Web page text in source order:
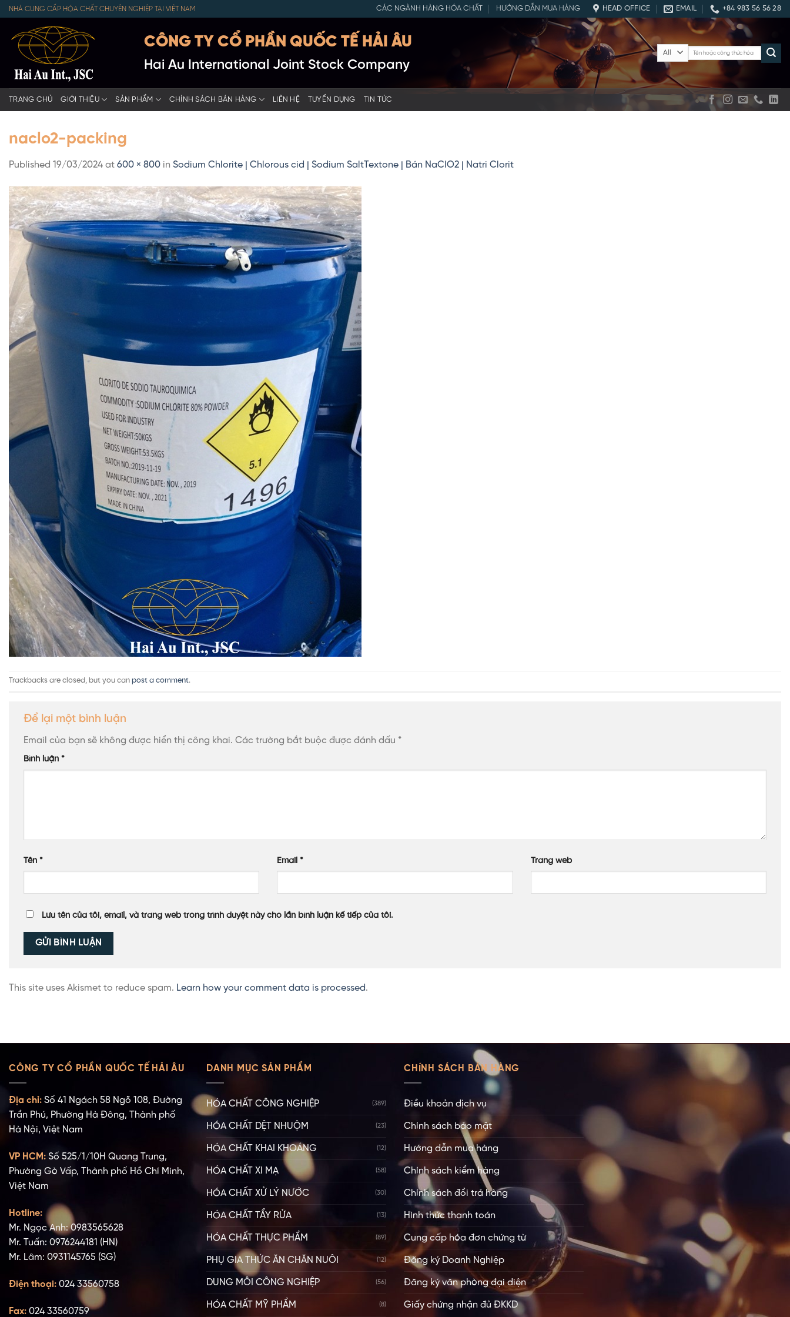
Skip
content
NHÀ CUNG CẤP HÓA CHẤT CHUYÊN NGHIỆP TẠI VIỆT NAM CÁC NGÀNH HÀNG HÓA CHẤT HƯỚNG DẪN MUA HÀNG HEAD OFFICE EMAIL +84 983 56 56 28
CÔNG TY CỔ PHẦN QUỐC TẾ HẢI ÂU
Hai Au International Joint Stock Company
Tìm
kiếm:
TRANG CHỦ GIỚI THIỆU SẢN PHẨM CHÍNH SÁCH BÁN HÀNG LIÊN HỆ TUYỂN DỤNG TIN TỨC
naclo2-packing
Published 19/03/2024 at 600 × 800 in Sodium Chlorite | Chlorous cid | Sodium SaltTextone | Bán NaClO2 | Natri Clorit
Trackbacks are closed, but you can post a comment.
Để lại một bình luận
Email của bạn sẽ không được hiển thị công khai. Các trường bắt buộc được đánh dấu *
Bình luận *
Tên * Email* Trang web
Lưu tên của tôi, email, và trang web trong trình duyệt này cho lần bình luận kế tiếp của tôi.
This site uses Akismet to reduce spam. Learn how your comment data is processed.
CÔNG TY CỔ PHẦN QUỐC TẾ HẢI ÂU
Địa chỉ: Số 41 Ngách 58 Ngõ 108, Đường
Trần Phú, Phường Hà Đông, Thành phố
Hà Nội, Việt Nam
VP HCM: Số 525/1/10H Quang Trung,
Phường Gò Vấp, Thành phố Hồ Chí Minh,
Việt Nam
Hotline:
Mr. Ngọc Anh: 0983565628
Mr. Tuấn: 0976244181 (HN)
Mr. Lâm: 0931145765 (SG)
Điện thoại: 024 33560758
Fax: 024 33560759
DANH MỤC SẢN PHẨM
HÓA CHẤT CÔNG NGHIỆP (389)
HÓA CHẤT DỆT NHUỘM (23)
HÓA CHẤT KHAI KHOÁNG (12)
HÓA CHẤT XI MẠ (58)
HÓA CHẤT XỬ LÝ NƯỚC (30)
HÓA CHẤT TẨY RỬA (13)
HÓA CHẤT THỰC PHẨM (89)
PHỤ GIA THỨC ĂN CHĂN NUÔI (12)
DUNG MÔI CÔNG NGHIỆP (56)
HÓA CHẤT MỸ PHẨM (8)
CHÍNH SÁCH BÁN HÀNG
Điều khoản dịch vụ
Chính sách bảo mật
Hướng dẫn mua hàng
Chính sách kiểm hàng
Chính sách đổi trả hàng
Hình thức thanh toán
Cung cấp hóa đơn chứng từ
Đăng ký Doanh Nghiệp
Đăng ký văn phòng đại diện
Giấy chứng nhận đủ ĐKKD